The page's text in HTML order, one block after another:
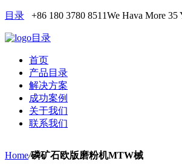
目录 +86 180 3780 8511We Hava More 35
目录
首页
产品目录
解决方案
成功案例
关于我们
联系我们
Home/磷矿石欧版磨粉机MTW械